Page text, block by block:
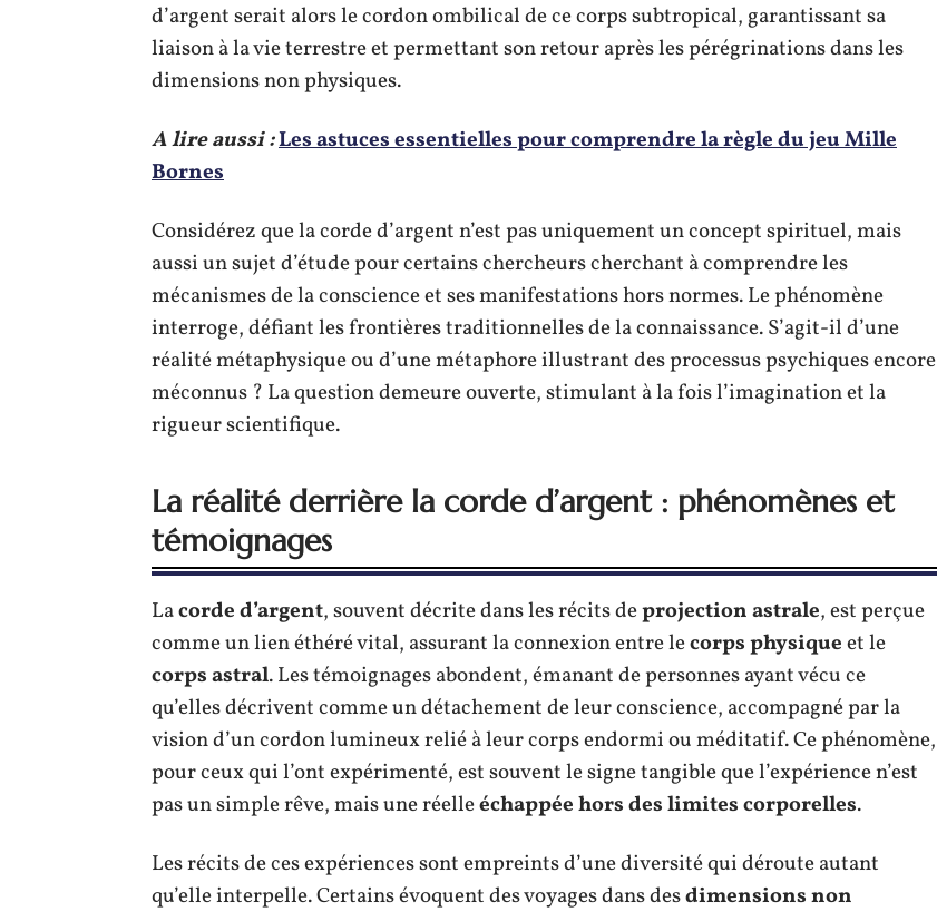
d’argent serait alors le cordon ombilical de ce corps subtropical, garantissant sa
liaison à la vie terrestre et permettant son retour après les pérégrinations dans les
dimensions non physiques.
A lire aussi :Les astuces essentielles pour comprendre la règle du jeu Mille
Bornes
Considérez que la corde d’argent n’est pas uniquement un concept spirituel, mais
aussi un sujet d’étude pour certains chercheurs cherchant à comprendre les
mécanismes de la conscience et ses manifestations hors normes. Le phénomène
interroge, défiant les frontières traditionnelles de la connaissance. S’agit-il d’une
réalité métaphysique ou d’une métaphore illustrant des processus psychiques encore
méconnus ? La question demeure ouverte, stimulant à la fois l’imagination et la
rigueur scientifique.
La réalité derrière la corde d’argent : phénomènes et
témoignages
Lacorde d’argent, souvent décrite dans les récits deprojection astrale, est perçue
comme un lien éthéré vital, assurant la connexion entre lecorps physiqueet le
corps astral. Les témoignages abondent, émanant de personnes ayant vécu ce
qu’elles décrivent comme un détachement de leur conscience, accompagné par la
vision d’un cordon lumineux relié à leur corps endormi ou méditatif. Ce phénomène,
pour ceux qui l’ont expérimenté, est souvent le signe tangible que l’expérience n’est
pas un simple rêve, mais une réelleéchappée hors des limites corporelles.
Les récits de ces expériences sont empreints d’une diversité qui déroute autant
qu’elle interpelle. Certains évoquent des voyages dans desdimensions non